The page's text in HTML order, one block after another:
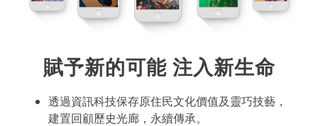
賦予新的可能 注入新生命
透過資訊科技保存原住民文化價值及靈巧技藝，
建置回顧歷史光廊，永續傳承。